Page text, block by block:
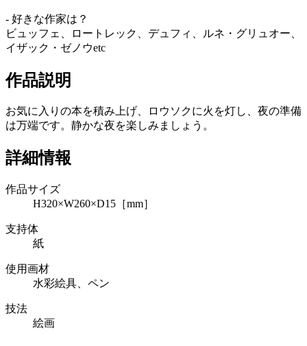
- 好きな作家は？
ビュッフェ、ロートレック、デュフィ、ルネ・グリュオー、
イザック・ゼノウetc
作品説明
お気に入りの本を積み上げ、ロウソクに火を灯し、夜の準備
は万端です。静かな夜を楽しみましょう。
詳細情報
作品サイズ
H320×W260×D15［mm］
支持体
紙
使用画材
水彩絵具、ペン
技法
絵画